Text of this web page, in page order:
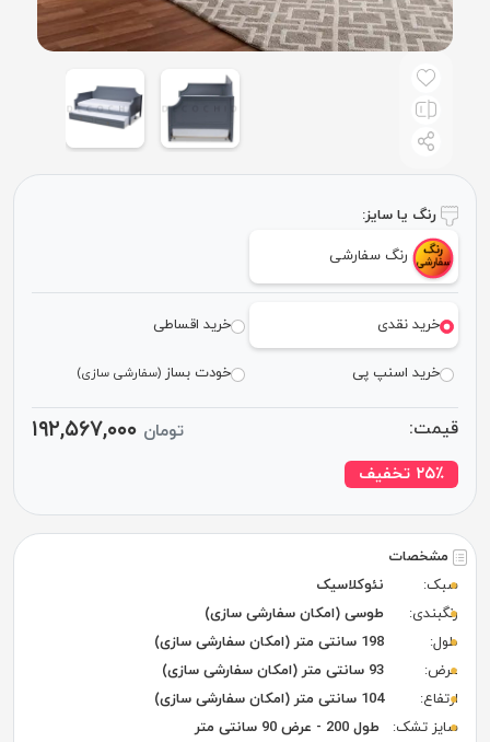
مشخصات
سبک:
نئوکلاسیک
رنگبندی:
طوسی (امکان سفارشی سازی)
طول:
198 سانتی متر (امکان سفارشی سازی)
عرض:
93 سانتی متر (امکان سفارشی سازی)
ارتفاع:
104 سانتی متر (امکان سفارشی سازی)
سایز تشک:
طول 200 - عرض 90 سانتی متر
رنگ یا سایز:
رنگ سفارشی
خرید نقدی خرید اقساطی
خرید اسنپ پی خودت بساز(سفارشی سازی)
قیمت: تومان ۱۹۲,۵۶۷,۰۰۰
۲۵٪ تخفیف